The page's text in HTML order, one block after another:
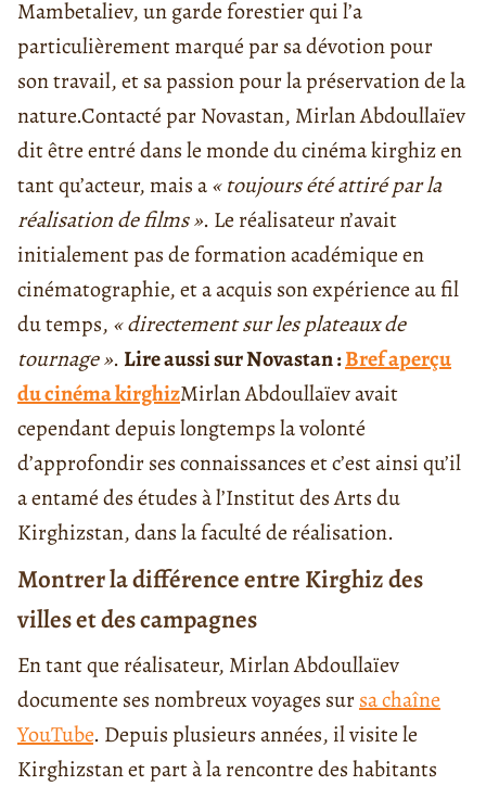
Mambetaliev, un garde forestier qui l’a
particulièrement marqué par sa dévotion pour
son travail, et sa passion pour la préservation de la
nature.Contacté par Novastan, Mirlan Abdoullaïev
dit être entré dans le monde du cinéma kirghiz en
tant qu’acteur, mais a« toujours été attiré par la
réalisation de films ». Le réalisateur n’avait
initialement pas de formation académique en
cinématographie, et a acquis son expérience au fil
du temps, « directement sur les plateaux de
tournage ». Lire aussi sur Novastan :Bref aperçu
du cinéma kirghizMirlan Abdoullaïev avait
cependant depuis longtemps la volonté
d’approfondir ses connaissances et c’est ainsi qu’il
a entamé des études à l’Institut des Arts du
Kirghizstan, dans la faculté de réalisation.
Montrer la différence entre Kirghiz des
villes et des campagnes
En tant que réalisateur, Mirlan Abdoullaïev
documente ses nombreux voyages sursa chaîne
YouTube. Depuis plusieurs années, il visite le
Kirghizstan et part à la rencontre des habitants